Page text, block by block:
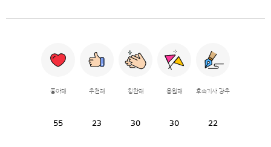
좋아해
55
추천해
23
칭찬해
30
응원해
30
후속기사 강추
22